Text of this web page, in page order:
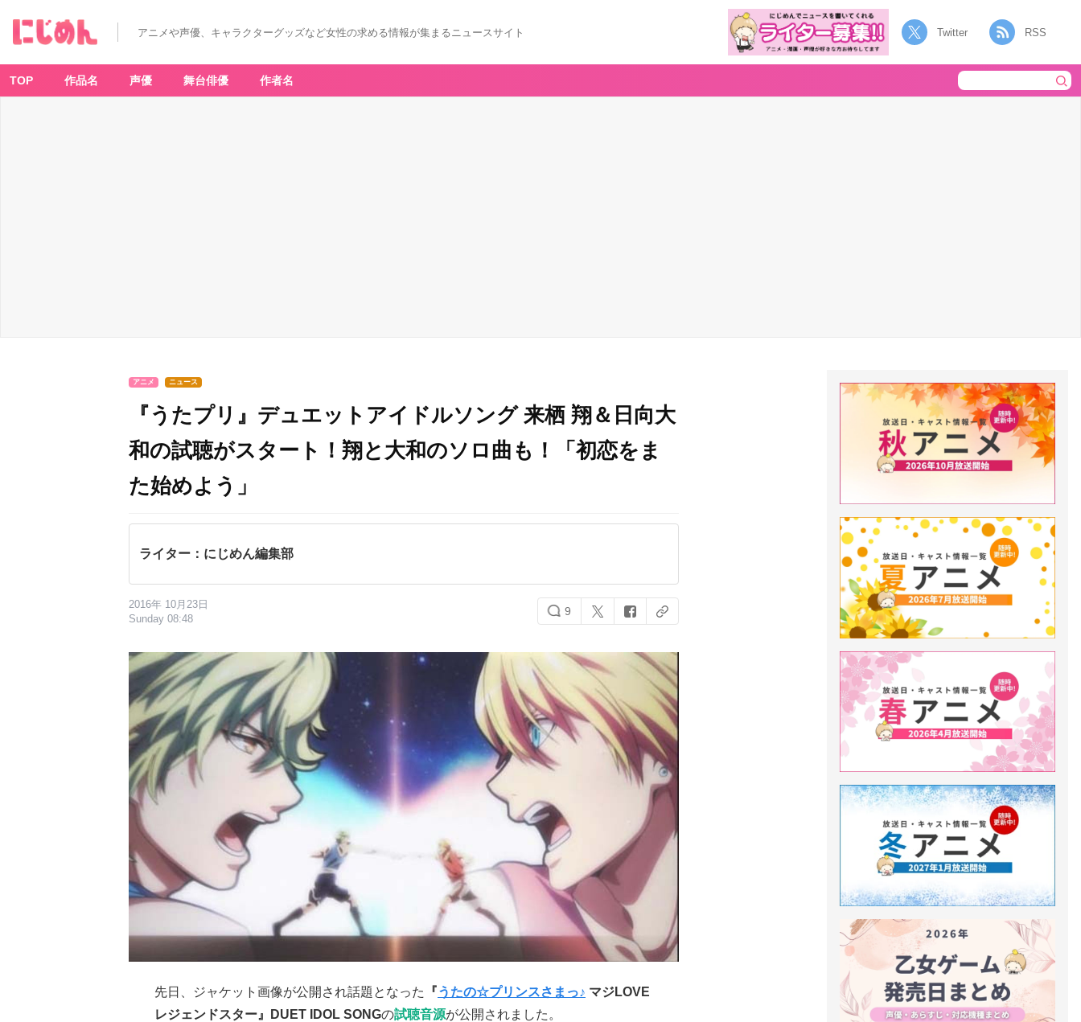
アニメや声優、キャラクターグッズなど女性の求める情報が集まるニュースサイト Twitter RSS
TOP 作品名 声優 舞台俳優 作者名
アニメ ニュース
『うたプリ』デュエットアイドルソング 来栖 翔＆日向大
和の試聴がスタート！翔と大和のソロ曲も！「初恋をま
た始めよう」
ライター：にじめん編集部
2016年 10月23日
Sunday 08:48
9
先日、ジャケット画像が公開され話題となった 『うたの☆プリンスさまっ♪ マジLOVE
レジェンドスター』
DUET IDOL SONGの試聴音源が公開されました。